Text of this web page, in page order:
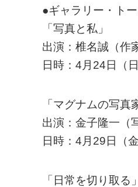
●ギャラリー・ト
「写真と私」
出演：椎名誠（作
日時：4月24日（
「マグナムの写真
出演：金子隆一（
日時：4月29日（
「日常を切り取る」